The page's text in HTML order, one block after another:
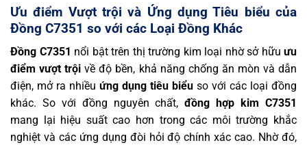
Ưu điểm Vượt trội và Ứng dụng Tiêu biểu của
Đồng C7351 so với các Loại Đồng Khác
Đồng C7351 nổi bật trên thị trường kim loại nhờ sở hữu ưu
điểm vượt trội về độ bền, khả năng chống ăn mòn và dẫn
điện, mở ra nhiều ứng dụng tiêu biểu so với các loại đồng
khác. So với đồng nguyên chất,đồng hợp kim C7351
mang lại hiệu suất cao hơn trong các môi trường khắc
nghiệt và các ứng dụng đòi hỏi độ chính xác cao. Nhờ đó,